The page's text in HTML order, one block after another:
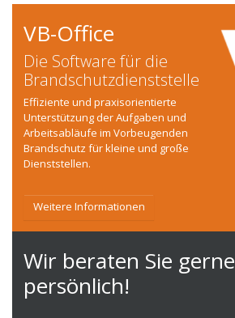
VB-Office
Die Software für die
Brandschutzdienststelle
Effiziente und praxisorientierte
Unterstützung der Aufgaben und
Arbeitsabläufe im Vorbeugenden
Brandschutz für kleine und große
Dienststellen.
Weitere Informationen
Wir beraten Sie gerne
persönlich!